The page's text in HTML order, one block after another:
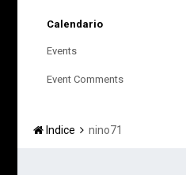
Calendario
Events
Event Comments
Indice nino71